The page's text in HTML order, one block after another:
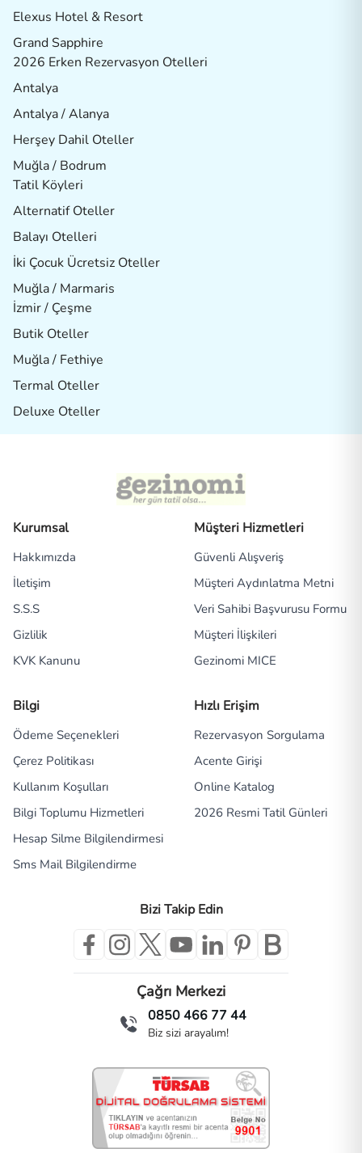
Elexus Hotel & Resort
Grand Sapphire
2026 Erken Rezervasyon Otelleri
Antalya
Antalya / Alanya
Herşey Dahil Oteller
Muğla / Bodrum
Tatil Köyleri
Alternatif Oteller
Balayı Otelleri
İki Çocuk Ücretsiz Oteller
Muğla / Marmaris
İzmir / Çeşme
Butik Oteller
Muğla / Fethiye
Termal Oteller
Deluxe Oteller
Kurumsal
Hakkımızda
İletişim
S.S.S
Gizlilik
KVK Kanunu
Müşteri Hizmetleri
Güvenli Alışveriş
Müşteri Aydınlatma Metni
Veri Sahibi Başvurusu Formu
Müşteri İlişkileri
Gezinomi MICE
Bilgi
Ödeme Seçenekleri
Çerez Politikası
Kullanım Koşulları
Bilgi Toplumu Hizmetleri
Hesap Silme Bilgilendirmesi
Sms Mail Bilgilendirme
Hızlı Erişim
Rezervasyon Sorgulama
Acente Girişi
Online Katalog
2026 Resmi Tatil Günleri
Bizi Takip Edin
Çağrı Merkezi
0850 466 77 44
Biz sizi arayalım!